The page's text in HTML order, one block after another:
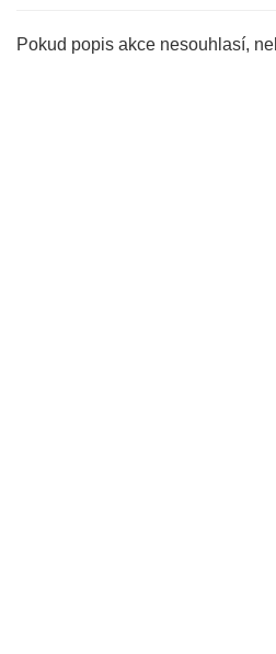
Pokud popis akce nesouhlasí,